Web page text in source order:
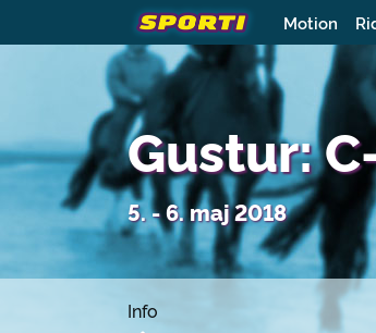
Motion
Gustur:
5. - 6. maj 2018
Info